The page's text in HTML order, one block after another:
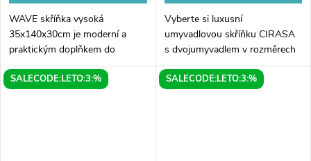
WAVE skříňka vysoká
35x140x30cm je moderní a
praktickým doplňkem do
Vašeho domova. Díky svému
univerzálnímu designu a
Vyberte si luxusní
umyvadlovou skříňku CIRASA
s dvojumyvadlem v rozměrech
121x77x46 cm! Tato moderní
skříňka je vyrobena z kvalitního
SALECODE:LETO:3:% SALECODE:LETO:3:%